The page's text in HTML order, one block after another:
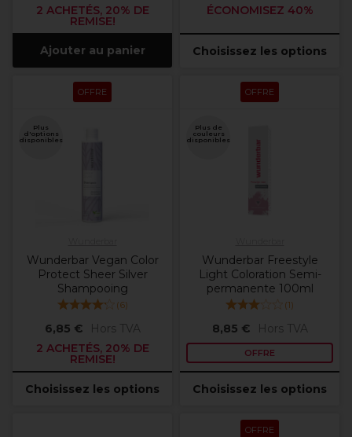
2 ACHETÉS, 20% DE
REMISE!
Ajouter au panier
ÉCONOMISEZ 40%
Choisissez les options
OFFRE
Plus
d'options
disponibles
Wunderbar Vegan Color
Protect Sheer Silver
Shampooing
(6)
6,85 €
Hors TVA
2 ACHETÉS, 20% DE
REMISE!
Choisissez les options
OFFRE
Plus de
couleurs
disponibles
Wunderbar Freestyle
Light Coloration Semi-
permanente 100ml
(1)
8,85 € Hors TVA
OFFRE
Choisissez les options
OFFRE